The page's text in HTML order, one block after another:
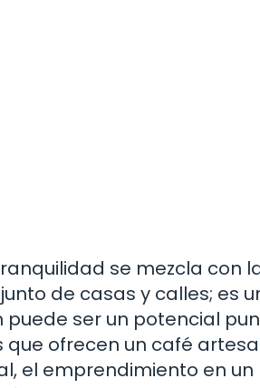
se mezcla con
de casas y calles; es
ser un potencial
ofrecen un café
el emprendimiento en